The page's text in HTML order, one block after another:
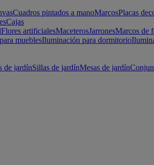
Cuadros pintados a manoMarcosPlacas
Cajas
Flores artificialesMaceterosJarronesMarcos de
mueblesIluminación para dormitorio
de jardínSillas de jardínMesas de jardín